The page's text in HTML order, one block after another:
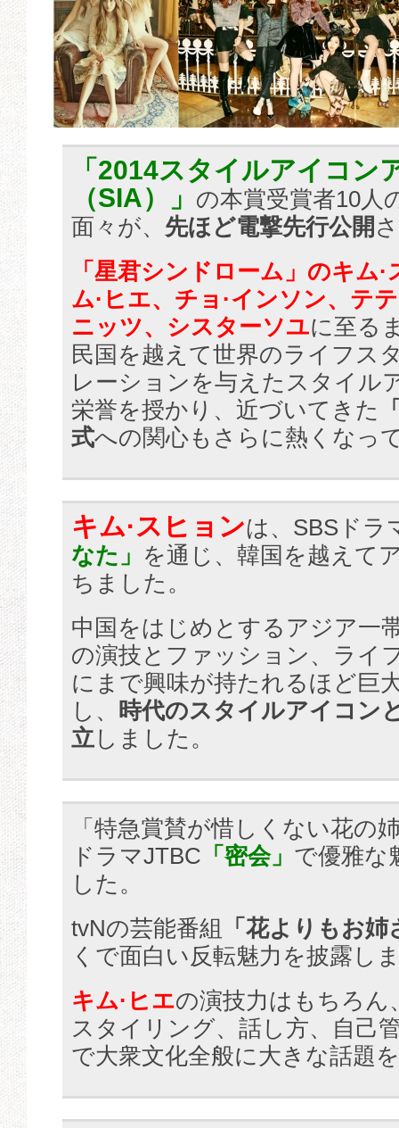
「2014スタイルアイコン
（SIA）」 の本賞受賞者10人
面々が、 先ほど電撃先行公開
「星君シンドローム」のキム
ム·ヒエ、チョ·インソン、テ
ニッツ、シスターソユに至る
民国を越えて世界のライフス
レーションを与えたスタイル
栄誉を授かり、近づいてきた
式への関心もさらに熱くなっ
キム·スヒョンは、SBSドラ
なた」 を通じ、韓国を越えて
ちました。
中国をはじめとするアジア一
の演技とファッション、ライ
にまで興味が持たれるほど巨
し、
時代のスタイルアイコン
立しました。
「特急賞賛が惜しくない花の
ドラマJTBC 「密会」 で優雅な
した。
tvNの芸能番組 「花よりもお姉
くで面白い反転魅力を披露し
キム·ヒエの演技力はもちろ
スタイリング、話し方、自己
で大衆文化全般に大きな話題